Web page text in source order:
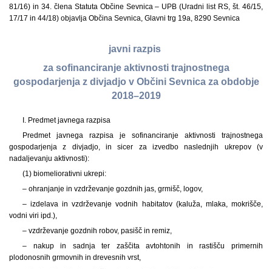
81/16) in 34. člena Statuta Občine Sevnica – UPB (Uradni list RS, št. 46/15,
17/17 in 44/18) objavlja Občina Sevnica, Glavni trg 19a, 8290 Sevnica
javni razpis
za sofinanciranje aktivnosti trajnostnega
gospodarjenja z divjadjo v Občini Sevnica za obdobje
2018–2019
I. Predmet javnega razpisa
Predmet javnega razpisa je sofinanciranje aktivnosti trajnostnega
gospodarjenja z divjadjo, in sicer za izvedbo naslednjih ukrepov (v
nadaljevanju aktivnosti):
(1) biomeliorativni ukrepi:
– ohranjanje in vzdrževanje gozdnih jas, grmišč, logov,
– izdelava in vzdrževanje vodnih habitatov (kaluža, mlaka, mokrišče,
vodni viri ipd.),
– vzdrževanje gozdnih robov, pasišč in remiz,
– nakup in sadnja ter zaščita avtohtonih in rastišču primernih
plodonosnih grmovnih in drevesnih vrst,